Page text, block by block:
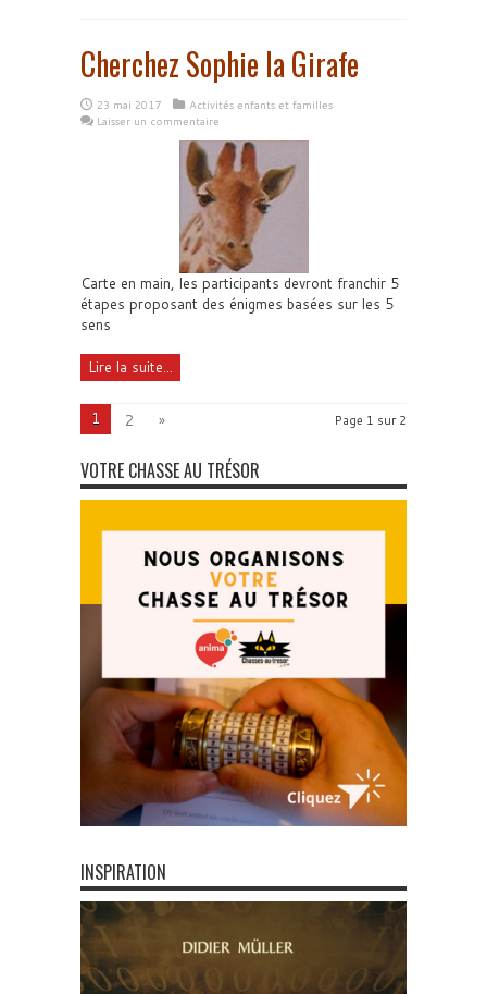
Cherchez Sophie la Girafe
23 mai 2017
Activités enfants et familles
Laisser un commentaire
Carte en main, les participants devront franchir 5
étapes proposant des énigmes basées sur les 5
sens
Lire la suite...
Page 1 sur 2
1 2 »
VOTRE CHASSE AU TRÉSOR
INSPIRATION